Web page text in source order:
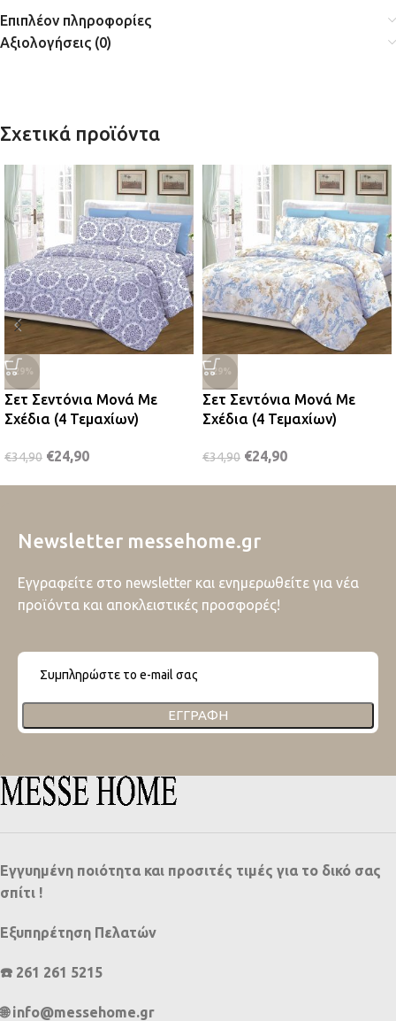
Επιπλέον πληροφορίες
Αξιολογήσεις (0)
Σχετικά προϊόντα
-29%
Σετ Σεντόνια Μονά Με
Σχέδια (4 Τεμαχίων)
€34,90 €24,90
-29%
Σετ Σεντόνια Μονά Με
Σχέδια (4 Τεμαχίων)
€34,90 €24,90
Newsletter messehome.gr
Εγγραφείτε στο newsletter και ενημερωθείτε για νέα
προϊόντα και αποκλειστικές προσφορές!
ΕΓΓΡΑΦΉ
Εγγυημένη ποιότητα και προσιτές τιμές για το δικό σας
σπίτι !
Εξυπηρέτηση Πελατών
☎️ 261 261 5215
🌐 info@messehome.gr